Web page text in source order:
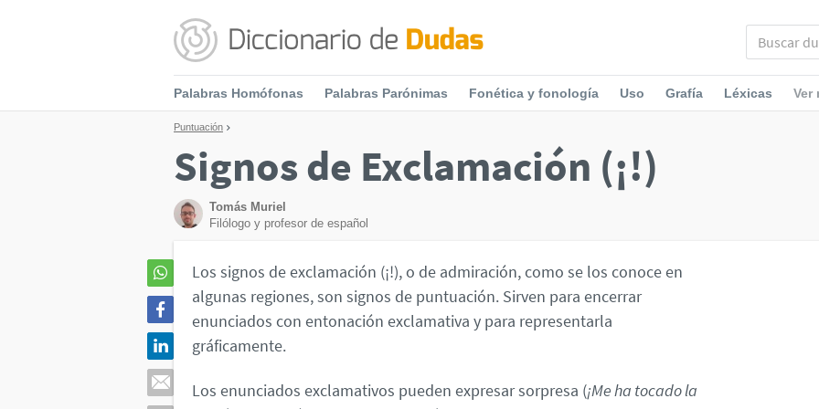
Palabras Homófonas Palabras Parónimas Fonética y fonología Uso Grafía Léxicas Ver
Puntuación
Signos de Exclamación (¡!)
Tomás Muriel
Filólogo y profesor de español
Los signos de exclamación (¡!), o de admiración, como se los conoce en
algunas regiones, son signos de puntuación. Sirven para encerrar
enunciados con entonación exclamativa y para representarla
gráficamente.
Los enunciados exclamativos pueden expresar sorpresa (¡Me ha tocado la